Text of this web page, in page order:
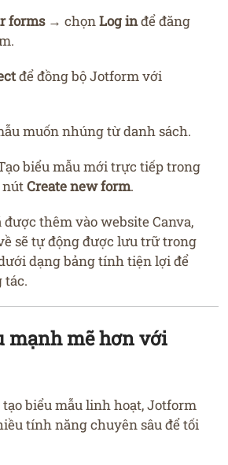
forms→ chọnLog inđể đăng
để đồng bộ Jotform với
muốn nhúng từ danh sách.
biểu mẫu mới trực tiếp trong
nútCreate new form.
thêm vào website Canva,
sẽ tự động được lưu trữ trong
dạng bảng tính tiện lợi để
tác.
mạnh mẽ hơn với
biểu mẫu linh hoạt, Jotform
tính năng chuyên sâu để tối